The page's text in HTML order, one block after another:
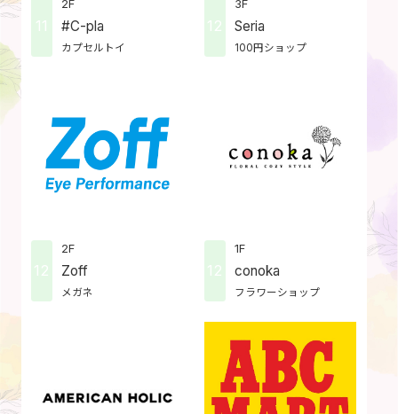
11
2F
#C-pla
カプセルトイ
12
3F
Seria
100円ショップ
12
2F
Zoff
メガネ
12
1F
conoka
フラワーショップ